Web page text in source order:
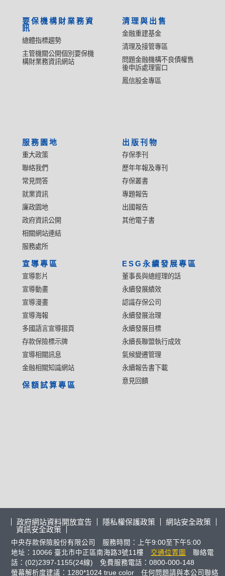
要保機構財業務資
訊
總體指標趨勢
主管機關公開個別要保機
構財業務資訊網站
清理與出售
金融重建基金
清理及接管專區
問題金融機構不良債權售
後申訴處理窗口
鳳信股金專區
服務園地
重大政策
聯絡我們
常見問答
就業資訊
廉政園地
政府資訊公開
相關網站連結
服務處所
出版刊物
存保季刊
歷年年報及專刊
存保叢書
專題報告
出國報告
其他電子書
宣導專區
宣導影片
宣導動畫
宣導漫畫
宣導海報
多國語言宣導摺頁
存款保險標示牌
宣導相關訊息
金融相關知識網站
ESG永續發展專區
董事長與總經理的話
永續發展績效
認識存保公司
永續發展治理
永續發展目標
永續長聯盟執行成效
氣候變遷管理
永續報告書下載
意見回饋
保額試算專區
政府網站資料開放宣告 隱私權保護政策
網站安全政策
資訊安全政策
中央存款保險股份有限公司 服務時間：上午9:00至下午5:00
地址：10066 臺北市中正區南海路3號11樓
交通位置圖
聯絡電
話：(02)2397-1155(24線) 免費服務電話：0800-000-148
螢幕解析度建議：1280*1024 true color 任何問題請與本公司聯絡